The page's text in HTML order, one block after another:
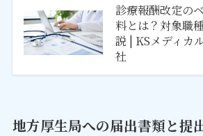
診療報酬改定の
料とは？対象職
説 | KSメディカ
社
地方厚生局への届出書類と提